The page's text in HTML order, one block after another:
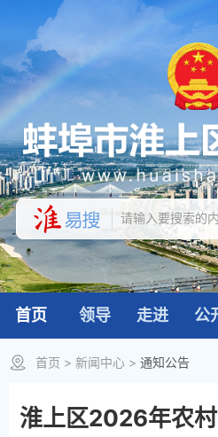
首页 领导 走进 公
首页 > 新闻中心 > 通知公告
淮上区2026年农